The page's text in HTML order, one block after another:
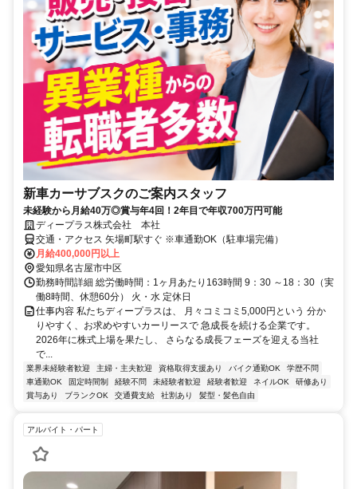
新車カーサブスクのご案内スタッフ
未経験から月給40万◎賞与年4回！2年目で年収700万円可能
ディープラス株式会社 本社
交通・アクセス 矢場町駅すぐ ※車通勤OK（駐車場完備）
月給400,000円以上
愛知県名古屋市中区
勤務時間詳細 総労働時間：1ヶ月あたり163時間 9：30 ～18：30（実
働8時間、休憩60分） 火・水 定休日
仕事内容 私たちディープラスは、 月々コミコミ5,000円という 分か
りやすく、お求めやすいカーリースで 急成長を続ける企業です。
2026年に株式上場を果たし、 さらなる成長フェーズを迎える当社
で...
業界未経験者歓迎 主婦・主夫歓迎 資格取得支援あり バイク通勤OK
学歴不問
車通勤OK
固定時間制 経験不問 未経験者歓迎 経験者歓迎 ネイルOK
研修あり
賞与あり
ブランクOK 交通費支給 社割あり 髪型・髪色自由
アルバイト・パート